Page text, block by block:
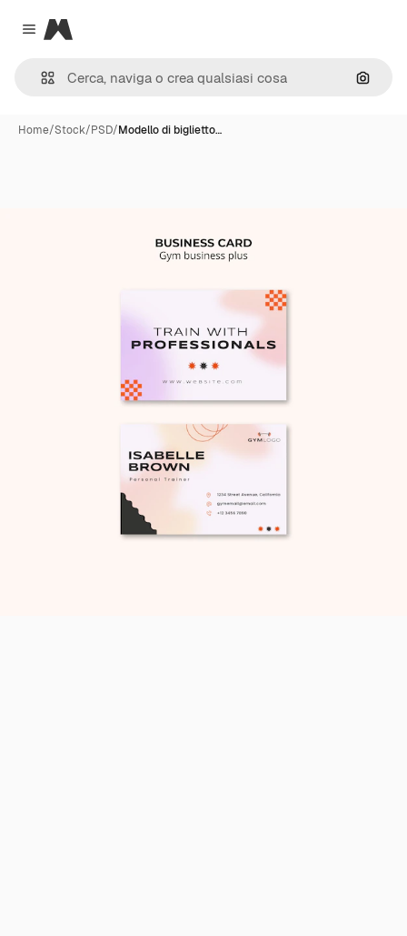
Close menu
Magnific
Cerca
Home/Stock/PSD/Modello di biglietto…